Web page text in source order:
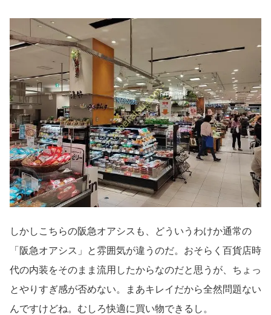
しかしこちらの阪急オアシスも、どういうわけか通常の
「阪急オアシス」と雰囲気が違うのだ。おそらく百貨店時
代の内装をそのまま流用したからなのだと思うが、ちょっ
とやりすぎ感が否めない。まあキレイだから全然問題ない
んですけどね。むしろ快適に買い物できるし。